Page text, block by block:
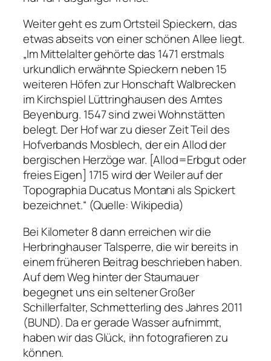
Weiter geht es zum Ortsteil Spieckern, das
etwas abseits von einer schönen Allee liegt.
„Im Mittelalter gehörte das 1471 erstmals
urkundlich erwähnte Spieckern neben 15
weiteren Höfen zur Honschaft Walbrecken
im Kirchspiel Lüttringhausen des Amtes
Beyenburg. 1547 sind zwei Wohnstätten
belegt. Der Hof war zu dieser Zeit Teil des
Hofverbands Mosblech, der ein Allod der
bergischen Herzöge war. [Allod=Erbgut oder
freies Eigen] 1715 wird der Weiler auf der
Topographia Ducatus Montani als Spickert
bezeichnet.“ (Quelle: Wikipedia)
Bei Kilometer 8 dann erreichen wir die
Herbringhauser Talsperre, die wir bereits in
einem früheren Beitrag beschrieben haben.
Auf dem Weg hinter der Staumauer
begegnet uns ein seltener Großer
Schillerfalter, Schmetterling des Jahres 2011
(BUND). Da er gerade Wasser aufnimmt,
haben wir das Glück, ihn fotografieren zu
können.